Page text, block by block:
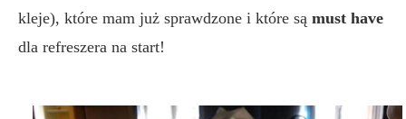
kleje), które mam już sprawdzone i które są must have
dla refreszera na start!